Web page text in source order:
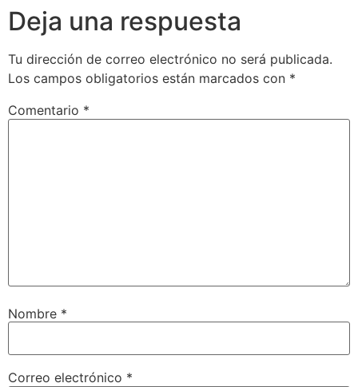
Deja una respuesta
Tu dirección de correo electrónico no será publicada.
Los campos obligatorios están marcados con *
Comentario *
Nombre *
Correo electrónico *